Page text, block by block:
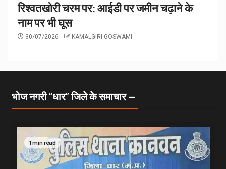
रिश्वतखोरी चरम पर: आईडी पर जमीन चढ़ाने के
नाम पर भी घूस
30/07/2026 KAMALGIRI GOSWAMI
भोज नगरी “धार” जिले के समाचार —
1 min read